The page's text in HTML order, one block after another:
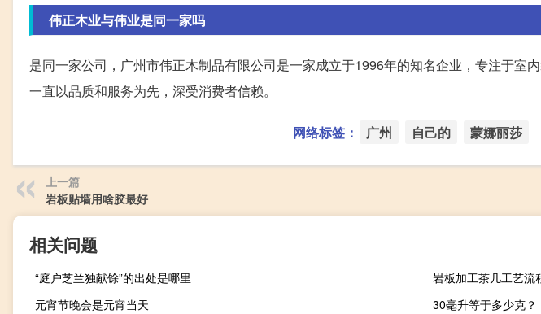
伟正木业与伟业是同一家吗
是同一家公司，广州市伟正木制品有限公司是一家成立于1996年的知名企业，专注于室
一直以品质和服务为先，深受消费者信赖。
网络标签： 广州 自己的 蒙娜丽莎
上一篇
岩板贴墙用啥胶最好
相关问题
“庭户芝兰独献馀”的出处是哪里
岩板加工茶几工艺流
元宵节晚会是元宵当天
30毫升等于多少克？